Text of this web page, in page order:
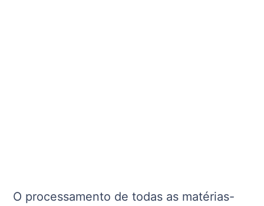
O processamento de todas as matérias-